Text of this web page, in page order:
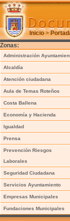
Inicio>
Zonas:
Administración
Alcaldía
Atención ciudadana
Aula de Temas Roteños
Costa Ballena
Economía y Hacienda
Igualdad
Prensa
Prevención Riesgos
Laborales
Seguridad Ciudadana
Servicios Ayuntamiento
Empresas Municipales
Fundaciones Municipales